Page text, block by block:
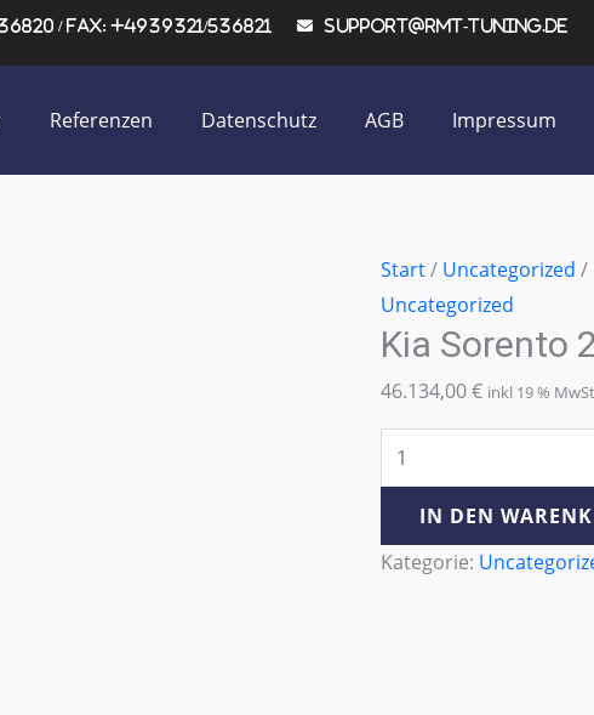
/ Fax: +4939321/536821 support@rmt-tuning.de
Referenzen Datenschutz AGB Impressum
Start/ Uncategorized /
Uncategorized
Kia Sorento
46.134,00€ inkl 19 % MwSt
Kia
Sorento
2.5
Menge
IN DEN
Kategorie: